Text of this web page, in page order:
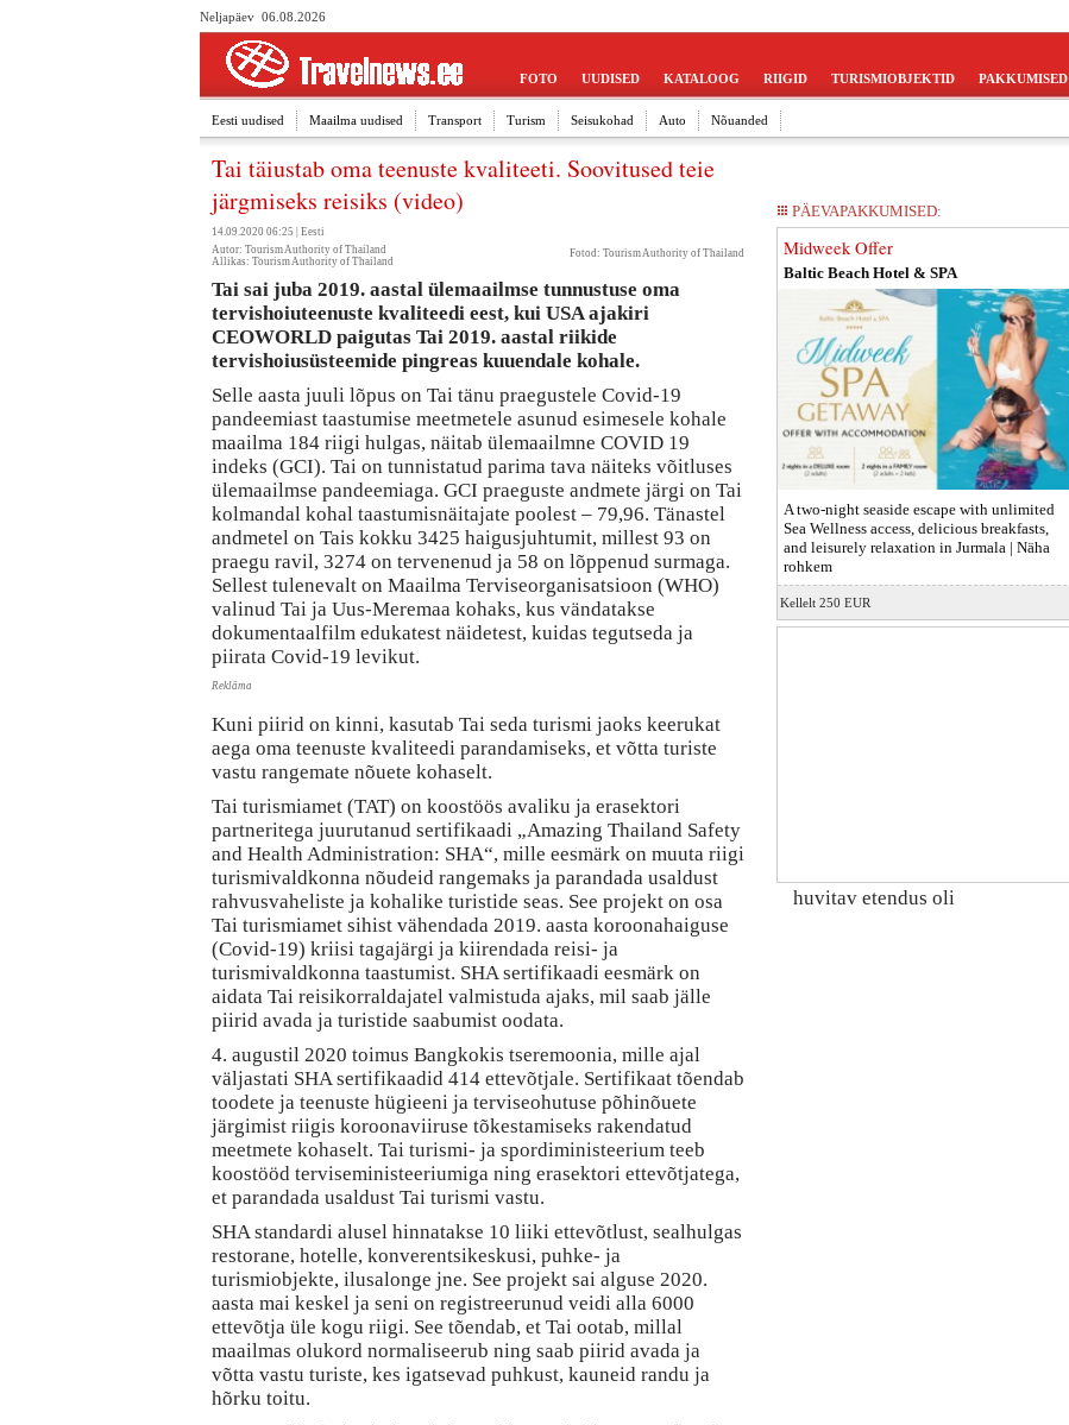
Neljapäev 06.08.2026
FOTO UUDISED KATALOOG RIIGID TURISMIOBJEKTID PAKKUMISED
Eesti uudised Maailma uudised Transport Turism Seisukohad Auto Nõuanded
Tai täiustab oma teenuste kvaliteeti. Soovitused teie
järgmiseks reisiks (video)
14.09.2020 06:25 | Eesti
Fotod: Tourism Authority of Thailand
Autor: Tourism Authority of Thailand
Allikas: Tourism Authority of Thailand
Tai sai juba 2019. aastal ülemaailmse tunnustuse oma
tervishoiuteenuste kvaliteedi eest, kui USA ajakiri
CEOWORLD paigutas Tai 2019. aastal riikide
tervishoiusüsteemide pingreas kuuendale kohale.
Selle aasta juuli lõpus on Tai tänu praegustele Covid-19
pandeemiast taastumise meetmetele asunud esimesele kohale
maailma 184 riigi hulgas, näitab ülemaailmne COVID 19
indeks (GCI). Tai on tunnistatud parima tava näiteks võitluses
ülemaailmse pandeemiaga. GCI praeguste andmete järgi on Tai
kolmandal kohal taastumisnäitajate poolest – 79,96. Tänastel
andmetel on Tais kokku 3425 haigusjuhtumit, millest 93 on
praegu ravil, 3274 on tervenenud ja 58 on lõppenud surmaga.
Sellest tulenevalt on Maailma Terviseorganisatsioon (WHO)
valinud Tai ja Uus-Meremaa kohaks, kus vändatakse
dokumentaalfilm edukatest näidetest, kuidas tegutseda ja
piirata Covid-19 levikut.
Reklāma
Kuni piirid on kinni, kasutab Tai seda turismi jaoks keerukat
aega oma teenuste kvaliteedi parandamiseks, et võtta turiste
vastu rangemate nõuete kohaselt.
Tai turismiamet (TAT) on koostöös avaliku ja erasektori
partneritega juurutanud sertifikaadi „Amazing Thailand Safety
and Health Administration: SHA“, mille eesmärk on muuta riigi
turismivaldkonna nõudeid rangemaks ja parandada usaldust
rahvusvaheliste ja kohalike turistide seas. See projekt on osa
Tai turismiamet sihist vähendada 2019. aasta koroonahaiguse
(Covid-19) kriisi tagajärgi ja kiirendada reisi- ja
turismivaldkonna taastumist. SHA sertifikaadi eesmärk on
aidata Tai reisikorraldajatel valmistuda ajaks, mil saab jälle
piirid avada ja turistide saabumist oodata.
4. augustil 2020 toimus Bangkokis tseremoonia, mille ajal
väljastati SHA sertifikaadid 414 ettevõtjale. Sertifikaat tõendab
toodete ja teenuste hügieeni ja terviseohutuse põhinõuete
järgimist riigis koroonaviiruse tõkestamiseks rakendatud
meetmete kohaselt. Tai turismi- ja spordiministeerium teeb
koostööd terviseministeeriumiga ning erasektori ettevõtjatega,
et parandada usaldust Tai turismi vastu.
SHA standardi alusel hinnatakse 10 liiki ettevõtlust, sealhulgas
restorane, hotelle, konverentsikeskusi, puhke- ja
turismiobjekte, ilusalonge jne. See projekt sai alguse 2020.
aasta mai keskel ja seni on registreerunud veidi alla 6000
ettevõtja üle kogu riigi. See tõendab, et Tai ootab, millal
maailmas olukord normaliseerub ning saab piirid avada ja
võtta vastu turiste, kes igatsevad puhkust, kauneid randu ja
hõrku toitu.
PÄEVAPAKKUMISED:
Midweek Offer
Baltic Beach Hotel & SPA
A two-night seaside escape with unlimited
Sea Wellness access, delicious breakfasts,
and leisurely relaxation in Jurmala | Näha
rohkem
Kellelt 250 EUR
huvitav etendus oli